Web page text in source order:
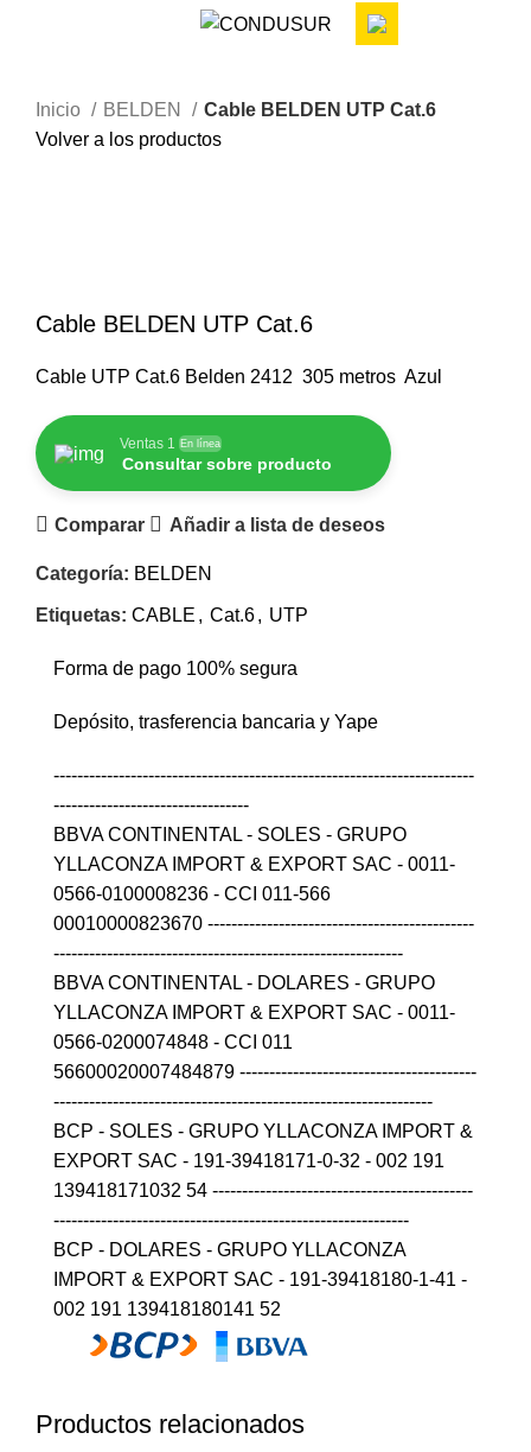
Inicio BELDEN
Cable BELDEN UTP Cat.6
Volver a los productos
Cable BELDEN UTP Cat.6
Cable UTP Cat.6 Belden 2412 305 metros Azul
Ventas 1 En línea
Consultar sobre producto
Comparar Añadir a lista de deseos
Categoría: BELDEN
Etiquetas: CABLE , Cat.6, UTP
Forma de pago 100% segura
Depósito, trasferencia bancaria y Yape
-----------------------------------------------------------------------
---------------------------------
BBVA CONTINENTAL - SOLES - GRUPO
YLLACONZA IMPORT & EXPORT SAC - 0011-
0566-0100008236 - CCI 011-566
00010000823670 ---------------------------------------------
-----------------------------------------------------------
BBVA CONTINENTAL - DOLARES - GRUPO
YLLACONZA IMPORT & EXPORT SAC - 0011-
0566-0200074848 - CCI 011
56600020007484879 ----------------------------------------
----------------------------------------------------------------
BCP - SOLES - GRUPO YLLACONZA IMPORT &
EXPORT SAC - 191-39418171-0-32 - 002 191
139418171032 54 --------------------------------------------
------------------------------------------------------------
BCP - DOLARES - GRUPO YLLACONZA
IMPORT & EXPORT SAC - 191-39418180-1-41 -
002 191 139418180141 52
Productos relacionados